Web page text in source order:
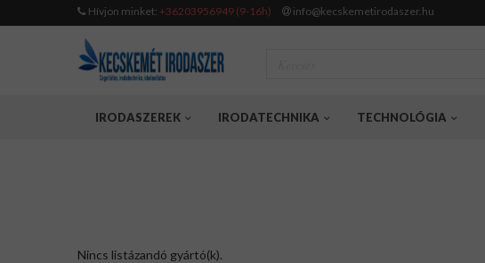
Hívjon minket: +36203956949 (9-16h) info@kecskemetirodaszer.hu
IRODASZEREK IRODATECHNIKA TECHNOLÓGIA
Nincs listázandó gyártó(k).